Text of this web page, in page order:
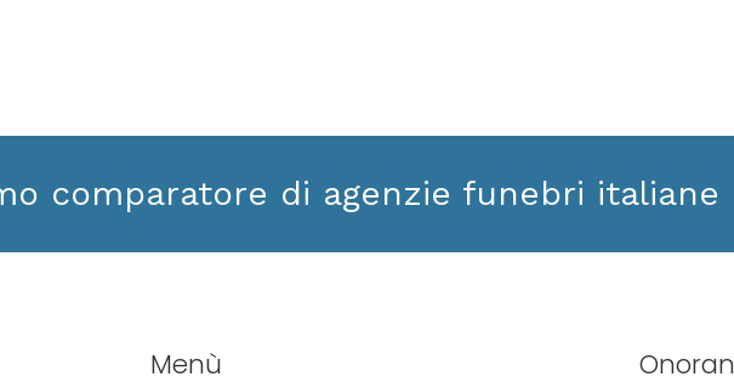
comparatore di agenzie funebri italiane
Menù